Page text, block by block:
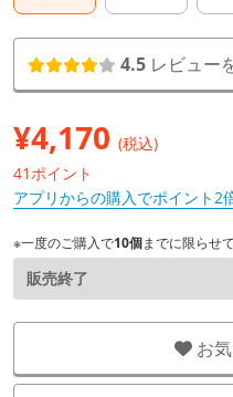
4.5 レビュー
¥4,170 (税込)
41ポイント
アプリからの購入でポイント2
※一度のご購入で10個までに限らせ
販売終了
お